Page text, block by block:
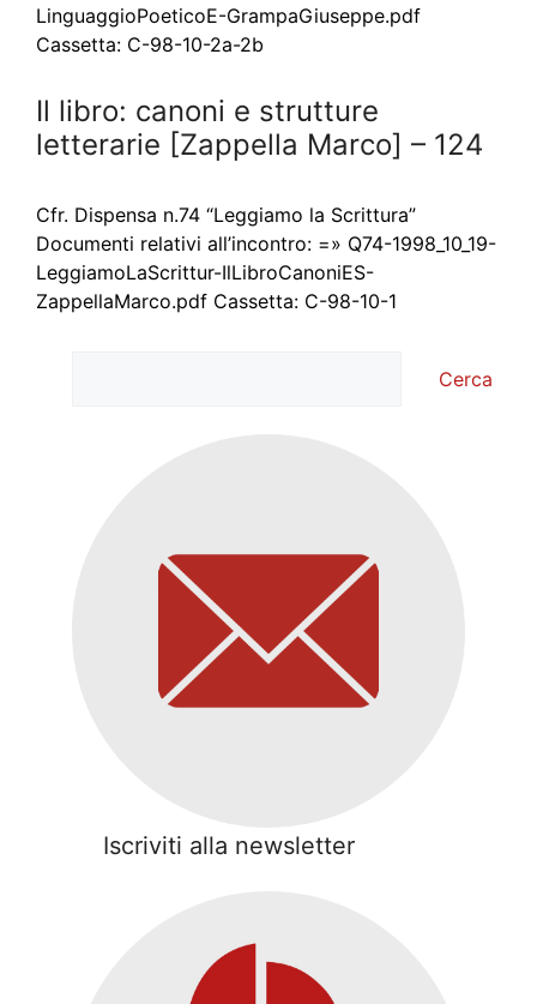
LinguaggioPoeticoE-GrampaGiuseppe.pdf
Cassetta: C-98-10-2a-2b
Il libro: canoni e strutture
letterarie [Zappella Marco] – 124
Cfr. Dispensa n.74 “Leggiamo la Scrittura”
Documenti relativi all’incontro: =» Q74-1998_10_19-
LeggiamoLaScrittur-IlLibroCanoniES-
ZappellaMarco.pdf Cassetta: C-98-10-1
Cerca
Iscriviti alla newsletter